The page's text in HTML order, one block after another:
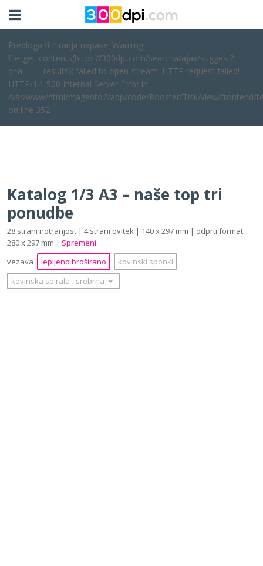
Predloga filtriranja napake: Warning:
file_get_contents(https://300dpi.com/searcha/ajax/suggest?
q=all_____results): failed to open stream: HTTP request failed!
HTTP/1.1 500 Internal Server Error in
/var/www/html/magento2/app/code/Rooster/Tisk/view/frontend/
on line 352
Katalog 1/3 A3 – naše top tri
ponudbe
28 strani notranjost | 4 strani ovitek | 140 x 297 mm | odprti format
280 x 297 mm | Spremeni
vezava
lepljeno broširano
kovinski sponki
kovinska spirala ‐ srebrna